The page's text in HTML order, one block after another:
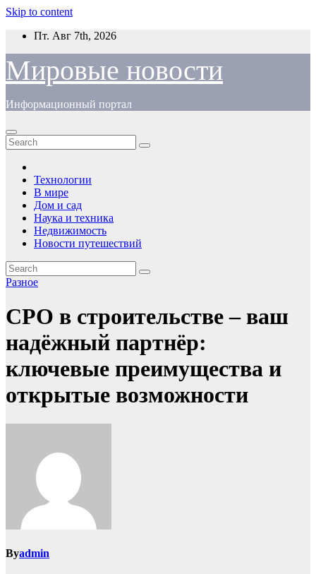
Skip to content
Пт. Авг 7th, 2026
Мировые новости
Информационный портал
Технологии
В мире
Дом и сад
Наука и техника
Недвижимость
Новости путешествий
Разное
СРО в строительстве – ваш
надёжный партнёр:
ключевые преимущества и
открытые возможности
Byadmin